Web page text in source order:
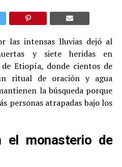
las intensas lluvias dejó al
y siete heridas en
Etiopía, donde cientos de
ritual de oración y agua
la búsqueda porque
personas atrapadas bajo los
el monasterio de